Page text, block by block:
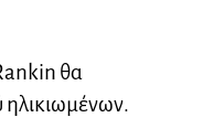
θα
ηλικιωμένων.